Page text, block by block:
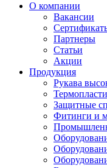
О компании
Вакансии
Партнеры
Статьи
Акции
Продукция
Рукава
Защитные
Фитинги и